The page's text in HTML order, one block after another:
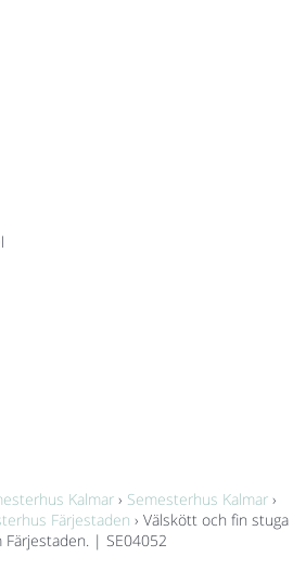
Kalmar › Semesterhus Kalmar ›
Färjestaden › Välskött och fin stuga
Färjestaden. | SE04052